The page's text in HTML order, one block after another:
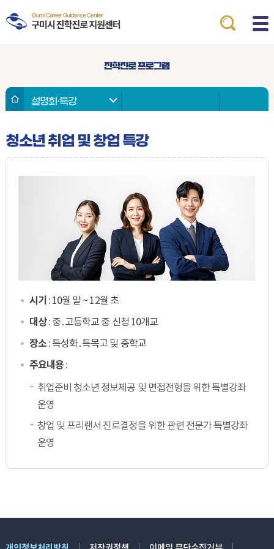
설명회·특강
청소년 취업 및 창업 특강
시기 : 10월 말 ~ 12월 초
대상: 중․고등학교 중 신청 10개교
장소 : 특성화․특목고 및 중학교
주요내용 :
취업준비 청소년 정보제공 및 면접전형을 위한 특별강좌
운영
창업 및 프리랜서 진로결정을 위한 관련 전문가 특별강좌
운영